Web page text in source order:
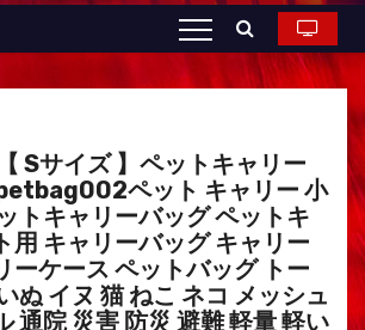
Sサイズ 】ペットキャリー
ペット キャリー 小
トキャリーバッグ ペットキ
用 キャリーバッグ キャリー
ーケース ペットバッグ トー
ぬ イヌ 猫 ねこ ネコ メッシュ
通院 災害 防災 避難 軽量 軽い